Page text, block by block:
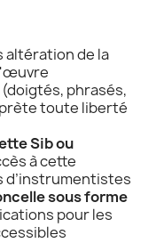
altération de la
(doigtés, phrasés,
toute liberté
Sib ou
à cette
d’instrumentistes
sous forme
pour les